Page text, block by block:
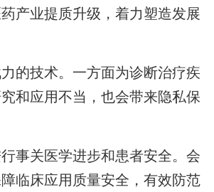
产业提质升级，着力塑造发展
的技术。一方面为诊断治疗疾
和应用不当，也会带来隐私保
事关医学进步和患者安全。会
临床应用质量安全，有效防范